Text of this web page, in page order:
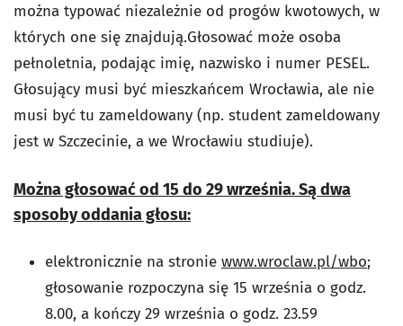
można typować niezależnie od progów kwotowych, w
których one się znajdują.Głosować może osoba
pełnoletnia, podając imię, nazwisko i numer PESEL.
Głosujący musi być mieszkańcem Wrocławia, ale nie
musi być tu zameldowany (np. student zameldowany
jest w Szczecinie, a we Wrocławiu studiuje).
Można głosować od 15 do 29 września. Są dwa
sposoby oddania głosu:
elektronicznie na stronie www.wroclaw.pl/wbo;
głosowanie rozpoczyna się 15 września o godz.
8.00, a kończy 29 września o godz. 23.59